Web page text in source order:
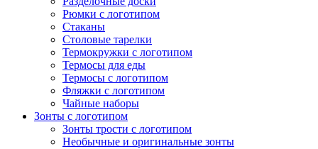
Рюмки с логотипом
Стаканы
Столовые тарелки
Термокружки с логотипом
Термосы для еды
Термосы с логотипом
Фляжки с логотипом
Чайные наборы
Зонты с логотипом
Зонты трости с логотипом
Необычные и оригинальные зонты